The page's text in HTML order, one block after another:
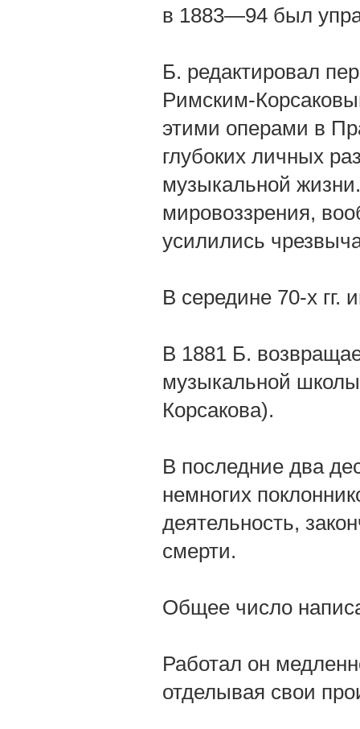
в 1883—94 был
Б. редактировал
Римским-
этими операми в
глубоких личных
музыкальной
мировоззрения,
усилились
В середине 70-х гг.
В 1881 Б.
музыкальной школы
Корсакова).
В последние два
немногих
деятельность,
смерти.
Общее число
Работал он
отделывая свои